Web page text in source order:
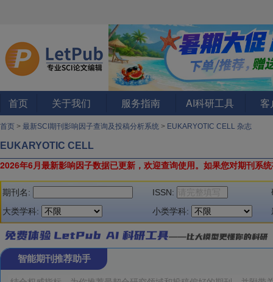
首页 关于我们 服务指南 AI科研工具 客
首页 > 最新SCI期刊影响因子查询及投稿分析系统 > EUKARYOTIC CELL 杂志
EUKARYOTIC CELL
2026年6月最新影响因子数据已更新，欢迎查询使用。 如果您对期刊系
期刊名: ISSN:
大类学科:
小类学科:
智能期刊推荐助手